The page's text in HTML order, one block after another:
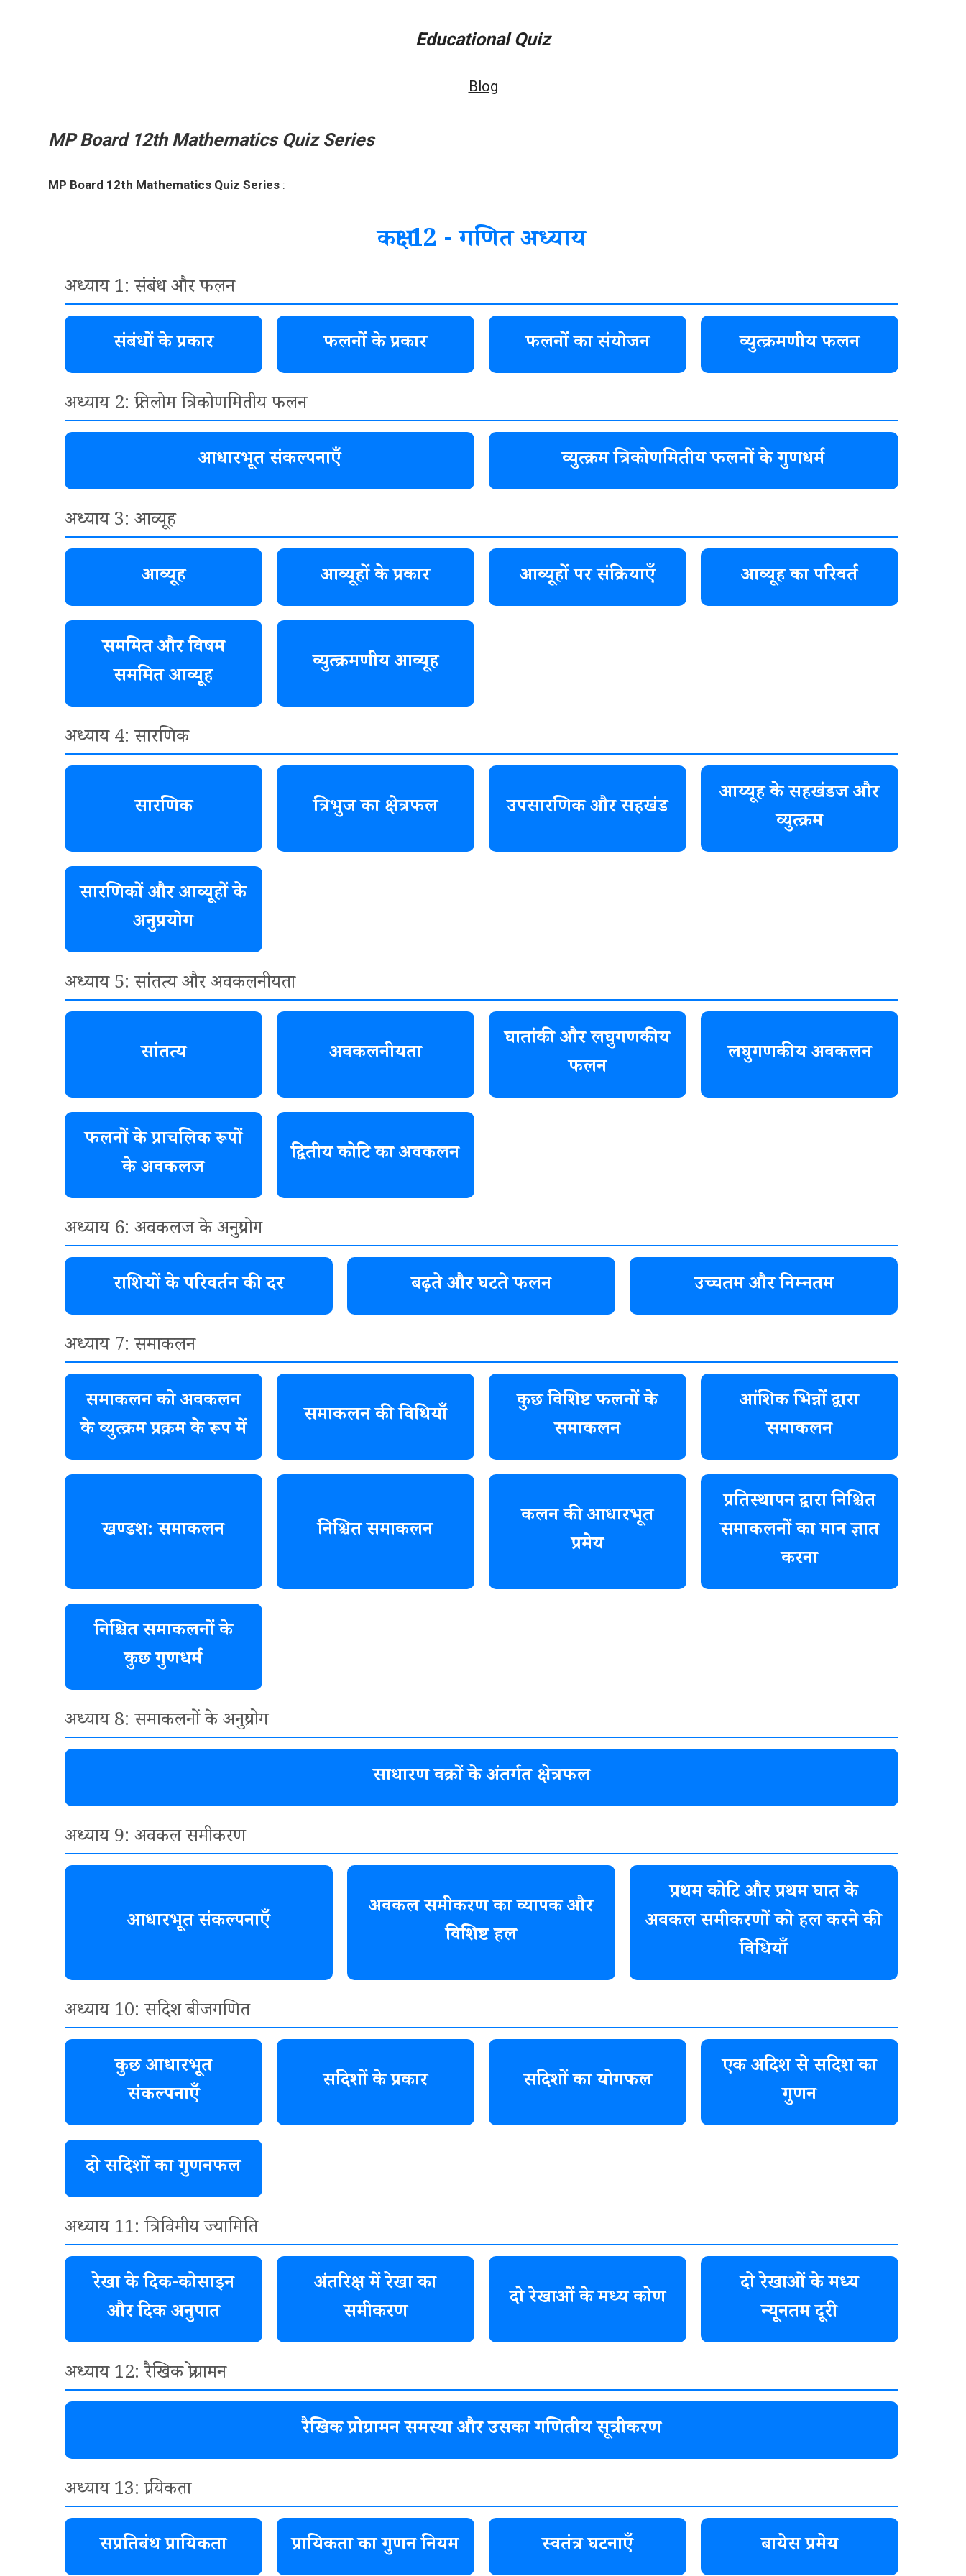
Educational Quiz
Blog
MP Board 12th Mathematics Quiz Series
MP Board 12th Mathematics Quiz Series :
कक्षा 12 - गणित अध्याय
अध्याय 1: संबंध और फलन
संबंधों के प्रकार
फलनों के प्रकार फलनों का संयोजन व्युत्क्रमणीय फलन
अध्याय 2: प्रतिलोम त्रिकोणमितीय फलन
आधारभूत संकल्पनाएँ
व्युत्क्रम त्रिकोणमितीय फलनों के गुणधर्म
अध्याय 3: आव्यूह
आव्यूह
आव्यूहों के प्रकार आव्यूहों पर संक्रियाएँ आव्यूह का परिवर्त
सममित और विषम
सममित आव्यूह
व्युत्क्रमणीय आव्यूह
अध्याय 4: सारणिक
सारणिक त्रिभुज का क्षेत्रफल उपसारणिक और सहखंड
आय्यूह के सहखंडज और
व्युत्क्रम
सारणिकों और आव्यूहों के
अनुप्रयोग
अध्याय 5: सांतत्य और अवकलनीयता
सांतत्य अवकलनीयता
घातांकी और लघुगणकीय
फलन
लघुगणकीय अवकलन
फलनों के प्राचलिक रूपों
के अवकलज
द्वितीय कोटि का अवकलन
अध्याय 6: अवकलज के अनुप्रयोग
राशियों के परिवर्तन की दर
बढ़ते और घटते फलन उच्चतम और निम्नतम
अध्याय 7: समाकलन
समाकलन को अवकलन
के व्युत्क्रम प्रक्रम के रूप में
समाकलन की विधियाँ
कुछ विशिष्ट फलनों के
समाकलन
आंशिक भिन्नों द्वारा
समाकलन
खण्डश: समाकलन निश्चित समाकलन
कलन की आधारभूत
प्रमेय
प्रतिस्थापन द्वारा निश्चित
समाकलनों का मान ज्ञात
करना
निश्चित समाकलनों के
कुछ गुणधर्म
अध्याय 8: समाकलनों के अनुप्रयोग
साधारण वक्रों के अंतर्गत क्षेत्रफल
अध्याय 9: अवकल समीकरण
आधारभूत संकल्पनाएँ
अवकल समीकरण का व्यापक और
विशिष्ट हल
प्रथम कोटि और प्रथम घात के
अवकल समीकरणों को हल करने की
विधियाँ
अध्याय 10: सदिश बीजगणित
कुछ आधारभूत
संकल्पनाएँ
सदिशों के प्रकार सदिशों का योगफल
एक अदिश से सदिश का
गुणन
दो सदिशों का गुणनफल
अध्याय 11: त्रिविमीय ज्यामिति
रेखा के दिक-कोसाइन
और दिक अनुपात
अंतरिक्ष में रेखा का
समीकरण
दो रेखाओं के मध्य कोण
दो रेखाओं के मध्य
न्यूनतम दूरी
अध्याय 12: रैखिक प्रोग्रामन
रैखिक प्रोग्रामन समस्या और उसका गणितीय सूत्रीकरण
अध्याय 13: प्रायिकता
सप्रतिबंध प्रायिकता
प्रायिकता का गुणन नियम स्वतंत्र घटनाएँ बायेस प्रमेय